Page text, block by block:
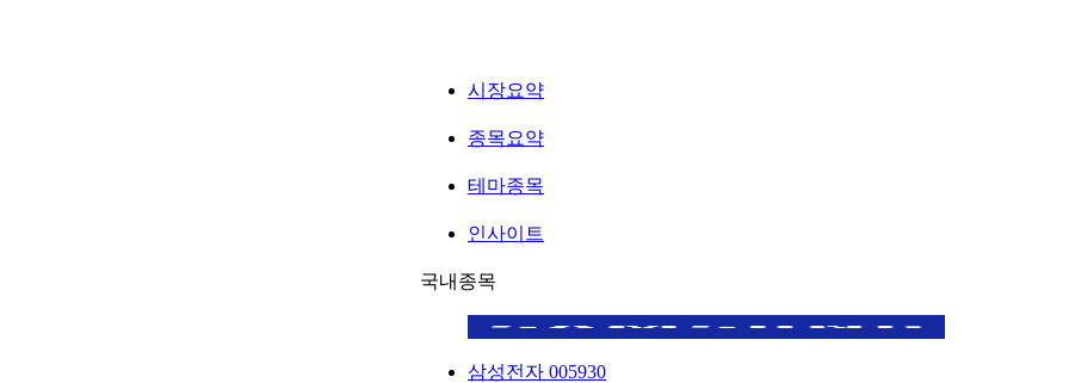
시장요약
종목요약
테마종목
인사이트
국내종목
삼성전자 005930